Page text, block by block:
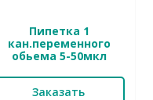
Пипетка 1
кан.переменного
обьема 5-50мкл
Заказать